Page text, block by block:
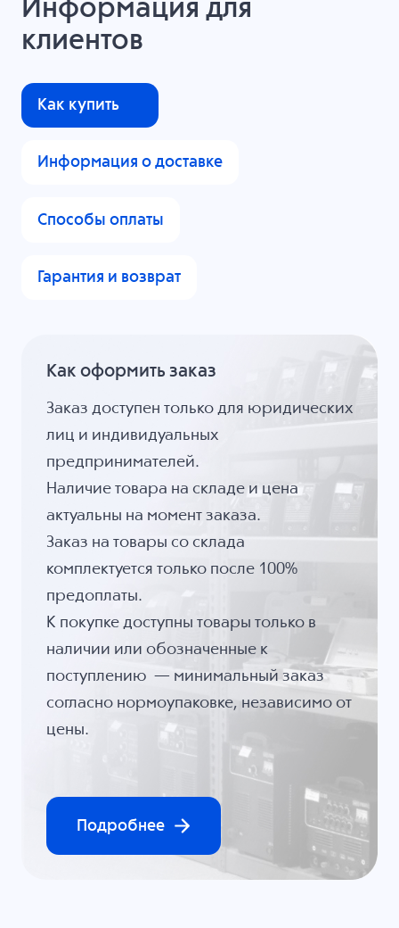
Информация для
клиентов
Как купить
Информация о доставке
Способы оплаты
Гарантия и возврат
Как оформить заказ
Заказ доступен только для юридических
лиц и индивидуальных
предпринимателей.
Наличие товара на складе и цена
актуальны на момент заказа.
Заказ на товары со склада
комплектуется только после 100%
предоплаты.
К покупке доступны товары только в
наличии или обозначенные к
поступлению — минимальный заказ
согласно нормоупаковке, независимо от
цены.
Подробнее